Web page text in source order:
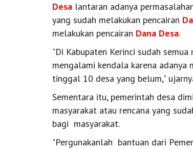
Desa lantaran adanya
yang sudah melakukan pencairan
melakukan pencairan Dana Desa.
"Di Kabupaten Kerinci sudah
mengalami kendala karena adanya
tinggal 10 desa yang belum,"
Sementara itu, pemerintah desa
masyarakat atau rencana yang
bagi masyarakat.
"Pergunakanlah bantuan dari